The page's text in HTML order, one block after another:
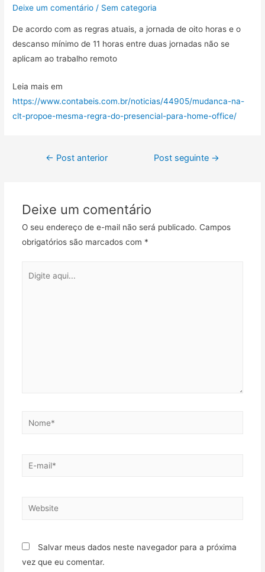
Deixe um comentário / Sem categoria
De acordo com as regras atuais, a jornada de oito horas e o
descanso mínimo de 11 horas entre duas jornadas não se
aplicam ao trabalho remoto
Leia mais em
https://www.contabeis.com.br/noticias/44905/mudanca-na-
clt-propoe-mesma-regra-do-presencial-para-home-office/
← Post anterior Post seguinte →
Deixe um comentário
O seu endereço de e-mail não será publicado. Campos
obrigatórios são marcados com *
Salvar meus dados neste navegador para a próxima
vez que eu comentar.